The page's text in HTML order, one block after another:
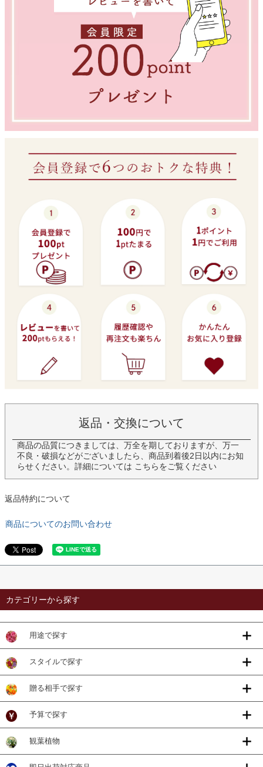
返品・交換について
商品の品質につきましては、万全を期しておりますが、万一
不良・破損などがございましたら、商品到着後2日以内にお知
らせください。詳細については こちらをご覧ください
返品特約について
商品についてのお問い合わせ
カテゴリーから探す
用途で探す
スタイルで探す
贈る相手で探す
予算で探す
観葉植物